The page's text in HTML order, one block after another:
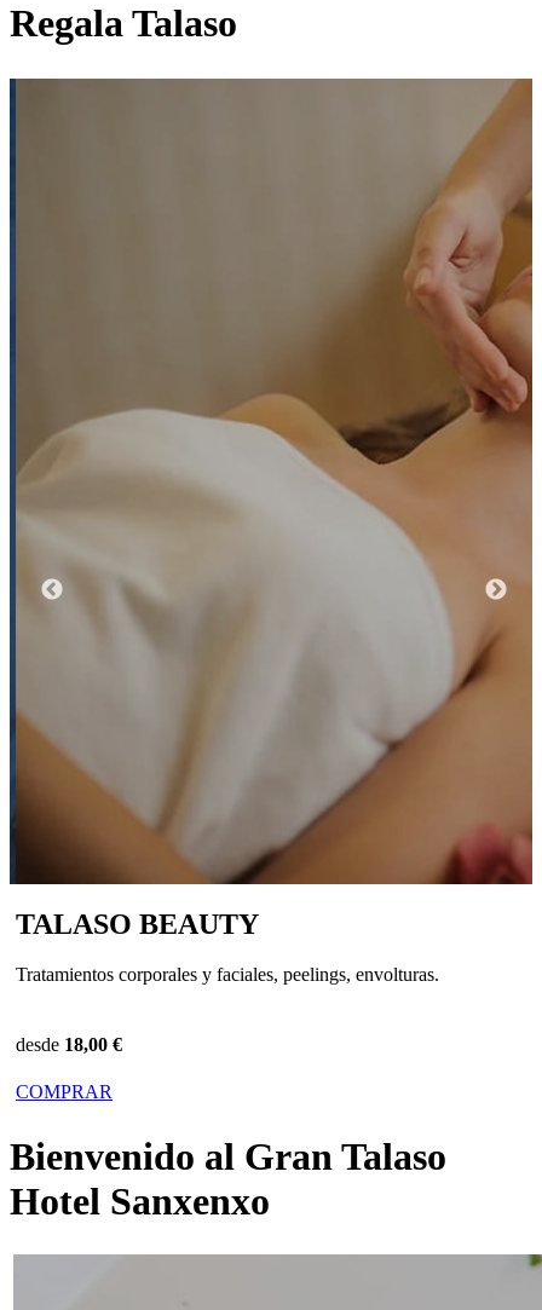
Regala Talaso
TALASO BEAUTY
Tratamientos corporales y faciales, peelings, envolturas.
desde 18,00 €
COMPRAR
Bienvenido al Gran Talaso
Hotel Sanxenxo